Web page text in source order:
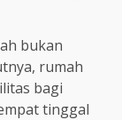
bukan
rumah
bagi
tinggal